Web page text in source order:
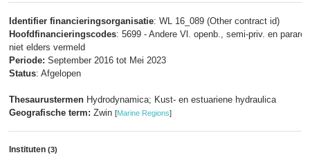
Identifier financieringsorganisatie: WL 16_089 (Other contract id)
Hoofdfinancieringscodes: 5699 - Andere Vl. openb., semi-priv. en
niet elders vermeld
Periode: September 2016 tot Mei 2023
Status: Afgelopen
Thesaurustermen Hydrodynamica; Kust- en estuariene hydraulica
Geografische term: Zwin [Marine Regions]
Instituten (3)